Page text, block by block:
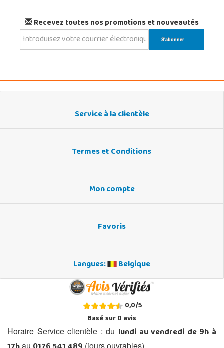
Recevez toutes nos promotions et nouveautés
Service à la clientèle
Termes et Conditions
Mon compte
Favoris
Langues: Belgique
0,0/5
Basé sur0avis
Horaire Service clientèle : du lundi au vendredi de 9h à
au (jours ouvrables)